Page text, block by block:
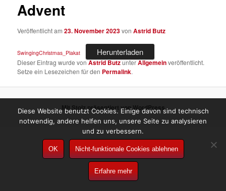
Advent
Veröffentlicht am23. November 2023vonAstrid Butz
SwingingChristmas_Plakat Herunterladen
Dieser Eintrag wurde vonAstrid ButzunterAllgemeinveröffentlicht.
Setze ein Lesezeichen für den Permalink.
Mit Stolz präsentiert von WordPress
Diese Website benutzt Cookies. Einige davon sind technisch
notwendig, andere helfen uns, unsere Seite zu analysieren
und zu verbessern.
OK Nicht-funktionale Cookies ablehnen
Erfahre mehr